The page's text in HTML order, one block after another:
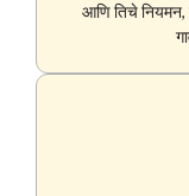
आणि तिचे